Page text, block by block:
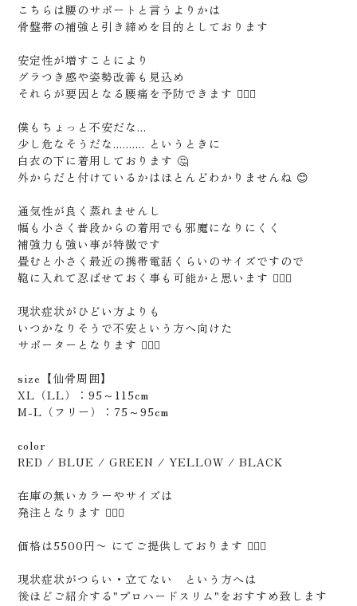
こちらは腰のサポートと言うよりかは
骨盤帯の補強と引き締めを目的としております
安定性が増すことにより
グラつき感や姿勢改善も見込め
それらが要因となる腰痛を予防できます 🙆🏻‍♂️
僕もちょっと不安だな...
少し危なそうだな.......... というときに
白衣の下に着用しております 🤔
外からだと付けているかはほとんどわかりませんね 😊
通気性が良く蒸れませんし
幅も小さく普段からの着用でも邪魔になりにくく
補強力も強い事が特徴です
畳むと小さく最近の携帯電話くらいのサイズですので
鞄に入れて忍ばせておく事も可能かと思います 🙆🏻‍♂️
現状症状がひどい方よりも
いつかなりそうで不安という方へ向けた
サポーターとなります 🙋🏻‍♂️
size【仙骨周囲】
XL（LL）：95～115cm
M-L（フリー）：75～95cm
color
RED / BLUE / GREEN / YELLOW / BLACK
在庫の無いカラーやサイズは
発注となります 🙇🏻‍♂️
価格は5500円〜 にてご提供しております 🙇🏻‍♂️
現状症状がつらい・立てない という方へは
後ほどご紹介する"プロハードスリム"をおすすめ致します
© つむぎ整骨 Tsumugi. All Reserved.